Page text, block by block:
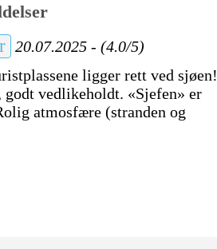
20.07.2025 - (4.0/5)
ligger rett ved sjøen!
vedlikeholdt. «Sjefen» er
atmosfære (stranden og